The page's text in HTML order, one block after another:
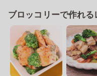
ブロッコリーで作れる